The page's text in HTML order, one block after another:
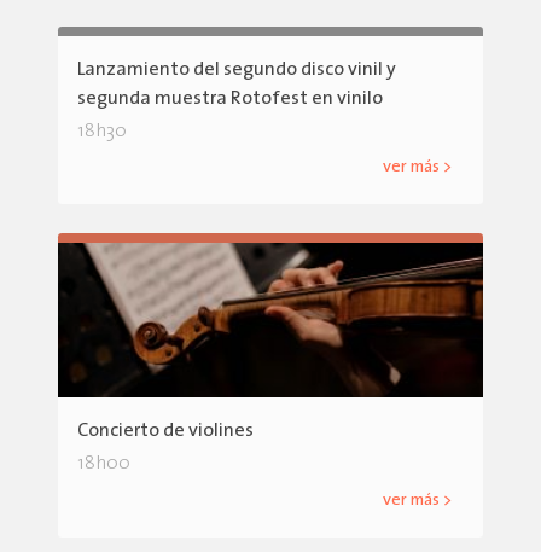
Lanzamiento del segundo disco vinil y
segunda muestra Rotofest en vinilo
18h30
ver más >
Concierto de violines
18h00
ver más >